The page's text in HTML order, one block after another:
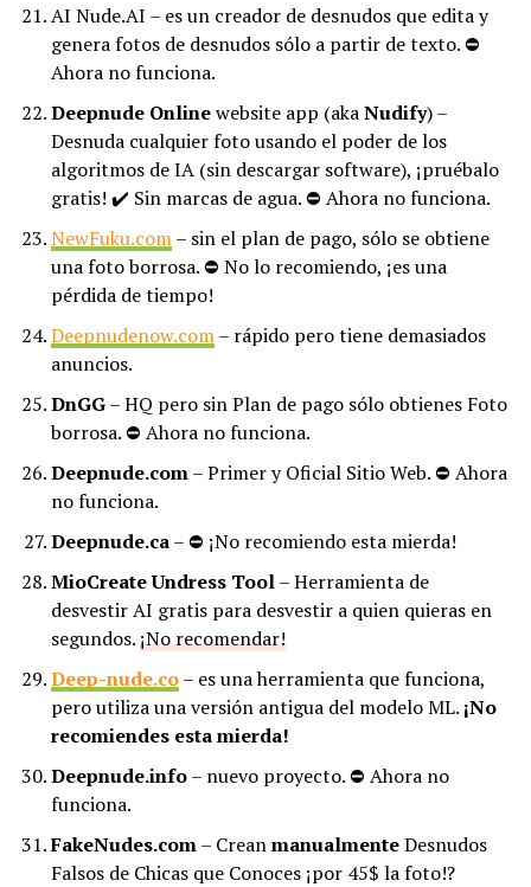
AI Nude.AI – es un creador de desnudos que edita y
genera fotos de desnudos sólo a partir de texto. ⛔
Ahora no funciona.
Deepnude Onlinewebsite app (akaNudify) –
Desnuda cualquier foto usando el poder de los
algoritmos de IA (sin descargar software), ¡pruébalo
gratis! ✔️ Sin marcas de agua. ⛔ Ahora no funciona.
NewFuku.com– sin el plan de pago, sólo se obtiene
una foto borrosa. ⛔ No lo recomiendo, ¡es una
pérdida de tiempo!
Deepnudenow.com– rápido pero tiene demasiados
anuncios.
DnGG– HQ pero sin Plan de pago sólo obtienes Foto
borrosa. ⛔ Ahora no funciona.
Deepnude.com– Primer y Oficial Sitio Web. ⛔ Ahora
no funciona.
Deepnude.ca– ⛔ ¡No recomiendo esta mierda!
MioCreate Undress Tool– Herramienta de
desvestir AI gratis para desvestir a quien quieras en
segundos.¡No recomendar!
Deep-nude.co– es una herramienta que funciona,
pero utiliza una versión antigua del modelo ML. ¡No
recomiendes esta mierda!
Deepnude.info– nuevo proyecto. ⛔ Ahora no
funciona.
FakeNudes.com– CreanmanualmenteDesnudos
Falsos de Chicas que Conoces ¡por 45$ la foto!?